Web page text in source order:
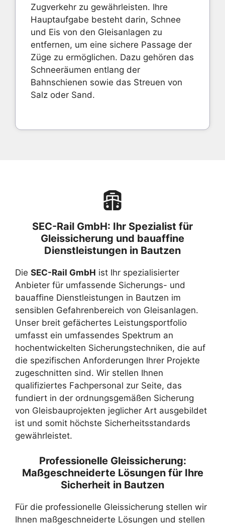
Zugverkehr zu gewährleisten. Ihre
Hauptaufgabe besteht darin, Schnee
und Eis von den Gleisanlagen zu
entfernen, um eine sichere Passage der
Züge zu ermöglichen. Dazu gehören das
Schneeräumen entlang der
Bahnschienen sowie das Streuen von
Salz oder Sand.
SEC-Rail GmbH: Ihr Spezialist für
Gleissicherung und bauaffine
Dienstleistungen in Bautzen
Die SEC-Rail GmbH ist Ihr spezialisierter
Anbieter für umfassende Sicherungs- und
bauaffine Dienstleistungen in Bautzen im
sensiblen Gefahrenbereich von Gleisanlagen.
Unser breit gefächertes Leistungsportfolio
umfasst ein umfassendes Spektrum an
hochentwickelten Sicherungstechniken, die auf
die spezifischen Anforderungen Ihrer Projekte
zugeschnitten sind. Wir stellen Ihnen
qualifiziertes Fachpersonal zur Seite, das
fundiert in der ordnungsgemäßen Sicherung
von Gleisbauprojekten jeglicher Art ausgebildet
ist und somit höchste Sicherheitsstandards
gewährleistet.
Professionelle Gleissicherung:
Maßgeschneiderte Lösungen für Ihre
Sicherheit in Bautzen
Für die professionelle Gleissicherung stellen wir
Ihnen maßgeschneiderte Lösungen und stellen